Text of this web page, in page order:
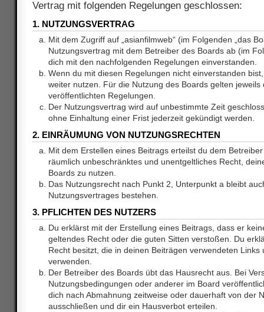
Vertrag mit folgenden Regelungen geschlossen:
1. NUTZUNGSVERTRAG
Mit dem Zugriff auf „asianfilmweb“ (im Folgenden „das
Nutzungsvertrag mit dem Betreiber des Boards ab (im
dich mit den nachfolgenden Regelungen einverstanden.
Wenn du mit diesen Regelungen nicht einverstanden
weiter nutzen. Für die Nutzung des Boards gelten jeweils
veröffentlichten Regelungen.
Der Nutzungsvertrag wird auf unbestimmte Zeit
ohne Einhaltung einer Frist jederzeit gekündigt werden.
2. EINRÄUMUNG VON NUTZUNGSRECHTEN
Mit dem Erstellen eines Beitrags erteilst du dem
räumlich unbeschränktes und unentgeltliches Recht,
Boards zu nutzen.
Das Nutzungsrecht nach Punkt 2, Unterpunkt a bleibt
Nutzungsvertrages bestehen.
3. PFLICHTEN DES NUTZERS
Du erklärst mit der Erstellung eines Beitrags, dass er
geltendes Recht oder die guten Sitten verstoßen. Du
Recht besitzt, die in deinen Beiträgen verwendeten Links
verwenden.
Der Betreiber des Boards übt das Hausrecht aus. Bei
Nutzungsbedingungen oder anderer im Board
dich nach Abmahnung zeitweise oder dauerhaft von der
ausschließen und dir ein Hausverbot erteilen.